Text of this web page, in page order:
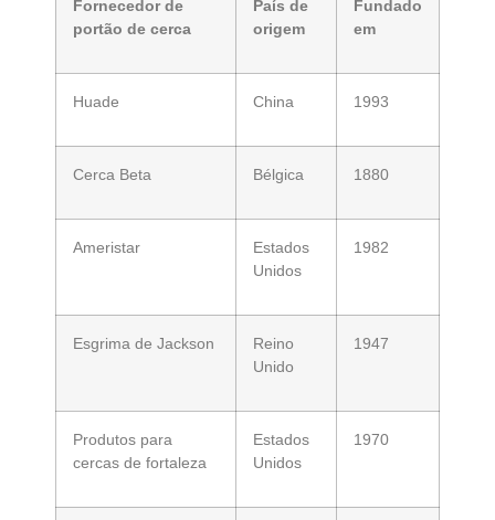
Fornecedor de
portão de cerca
País de
origem
Fundado
em
Huade China 1993
Cerca Beta Bélgica 1880
Ameristar
Estados
Unidos
1982
Esgrima de Jackson
Reino
Unido
1947
Produtos para
cercas de fortaleza
Estados
Unidos
1970